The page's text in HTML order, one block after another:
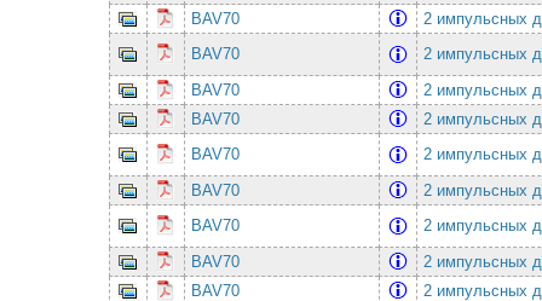
BAV70
2 импульсных
BAV70
2 импульсных
BAV70
2 импульсных
BAV70
2 импульсных
BAV70
2 импульсных
BAV70
2 импульсных
BAV70
2 импульсных
BAV70
2 импульсных
BAV70
2 импульсных